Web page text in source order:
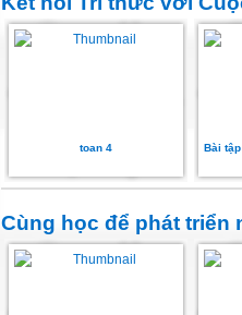
toan 4 Bài
Cùng học để phát triển